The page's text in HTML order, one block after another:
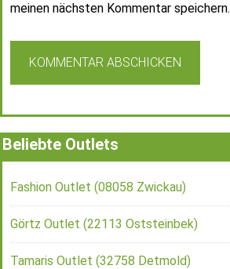
meinen nächsten Kommentar speichern.
Beliebte Outlets
Fashion Outlet (08058 Zwickau)
Görtz Outlet (22113 Oststeinbek)
Tamaris Outlet (32758 Detmold)